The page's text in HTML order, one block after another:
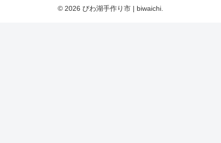
© 2026 びわ湖手作り市 | biwaichi.